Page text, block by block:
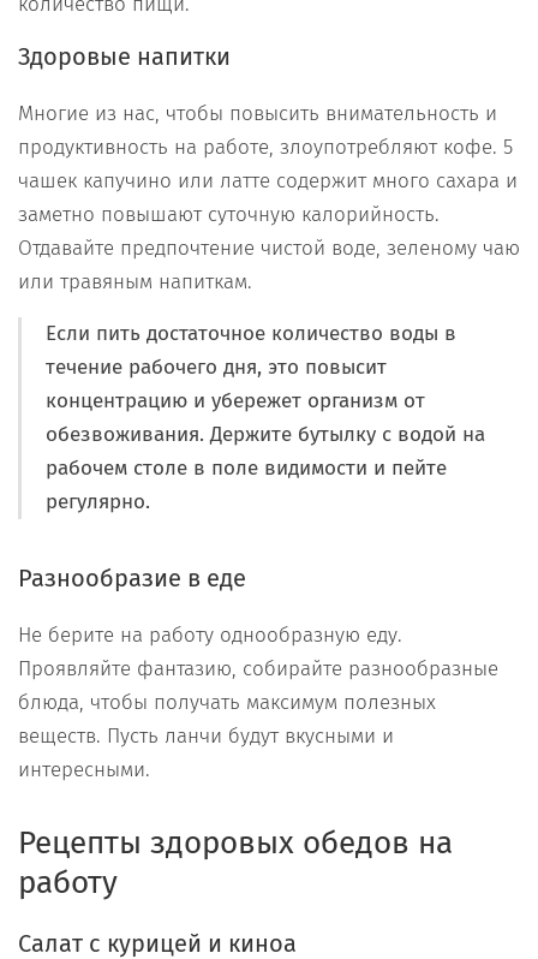
Здоровые напитки
Многие из нас, чтобы повысить внимательность и
продуктивность на работе, злоупотребляют кофе. 5
чашек капучино или латте содержит много сахара и
заметно повышают суточную калорийность.
Отдавайте предпочтение чистой воде, зеленому чаю
или травяным напиткам.
Если пить достаточное количество воды в
течение рабочего дня, это повысит
концентрацию и убережет организм от
обезвоживания. Держите бутылку с водой на
рабочем столе в поле видимости и пейте
регулярно.
Разнообразие в еде
Не берите на работу однообразную еду.
Проявляйте фантазию, собирайте разнообразные
блюда, чтобы получать максимум полезных
веществ. Пусть ланчи будут вкусными и
интересными.
Рецепты здоровых обедов на
работу
Салат с курицей и киноа